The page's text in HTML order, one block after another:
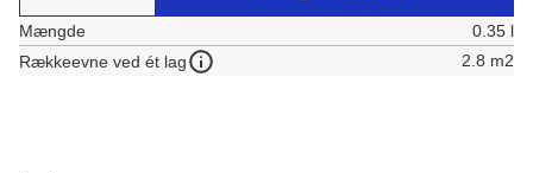
Mængde
0.35 l
Rækkeevne ved ét lag
2.8 m2